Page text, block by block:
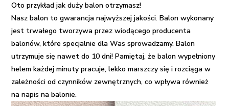
Oto przykład jak duży balon otrzymasz!
Nasz balon to gwarancja najwyższej jakości. Balon wykonany
jest trwałego tworzywa przez wiodącego producenta
balonów, które specjalnie dla Was sprowadzamy. Balon
utrzymuje się nawet do 10 dni! Pamiętaj, że balon wypełniony
helem każdej minuty pracuje, lekko marszczy się i rozciąga w
zależności od czynników zewnętrznych, co wpływa również
na napis na balonie.